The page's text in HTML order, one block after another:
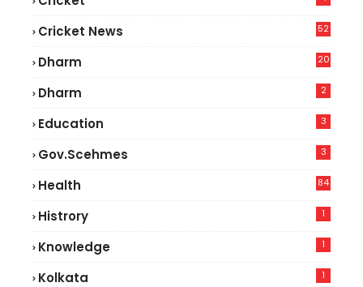
Cricket News
52
Dharm 20
Dharm 2
Education 3
Gov.scehmes 3
Health
84
Histrory 1
Knowledge 1
Kolkata 1